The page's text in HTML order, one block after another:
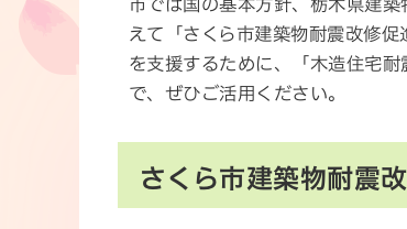
市では国の基本方針、栃木県建
えて「さくら市建築物耐震改修
を支援するために、「木造住宅
で、ぜひご活用ください。
さくら市建築物耐震